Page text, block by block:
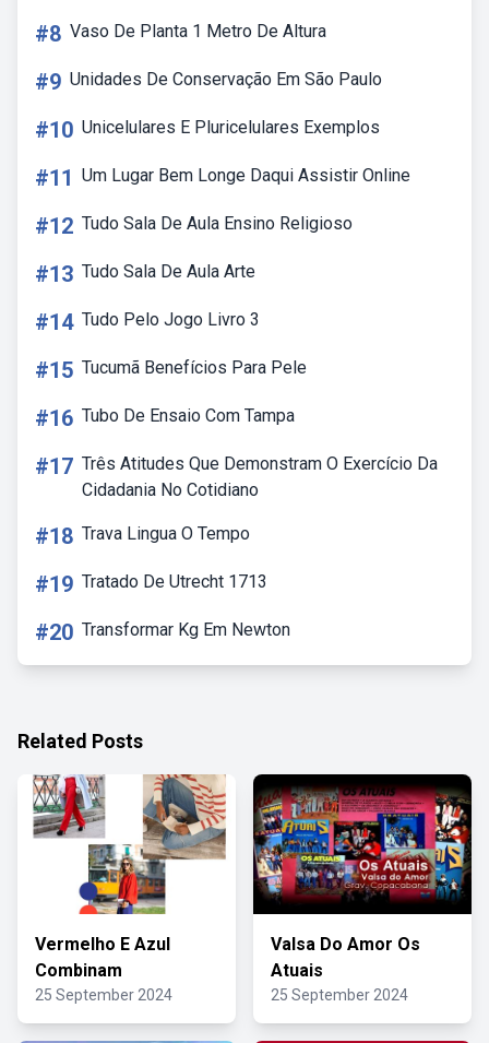
#8 Vaso De Planta 1 Metro De Altura
#9 Unidades De Conservação Em São Paulo
#10 Unicelulares E Pluricelulares Exemplos
#11 Um Lugar Bem Longe Daqui Assistir Online
#12 Tudo Sala De Aula Ensino Religioso
#13 Tudo Sala De Aula Arte
#14 Tudo Pelo Jogo Livro 3
#15 Tucumã Benefícios Para Pele
#16 Tubo De Ensaio Com Tampa
#17 Três Atitudes Que Demonstram O Exercício Da
Cidadania No Cotidiano
#18 Trava Lingua O Tempo
#19 Tratado De Utrecht 1713
#20 Transformar Kg Em Newton
Related Posts
Vermelho E Azul
Combinam
25 September 2024
Valsa Do Amor Os
Atuais
25 September 2024